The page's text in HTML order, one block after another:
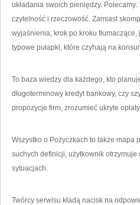
układania swoich pieniędzy. Polecamy:
czytelność i rzeczowość. Zamiast
wyjaśnienia, krok po kroku
typowe pułapki, które czyhają na
To baza wiedzy dla każdego, kto
długoterminowy kredyt bankowy, czy
propozycje firm, zrozumieć ukryte
Wszystko o Pożyczkach to także mapa
suchych definicji, użytkownik
sytuacjach.
Twórcy serwisu kładą nacisk na